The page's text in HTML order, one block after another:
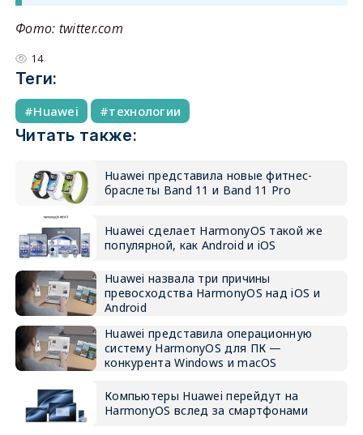
Фото: twitter.com
14
Теги:
Huawei технологии
Читать также:
Huawei представила новые фитнес-
браслеты Band 11 и Band 11 Pro
Huawei сделает HarmonyOS такой же
популярной, как Android и iOS
Huawei назвала три причины
превосходства HarmonyOS над iOS и
Android
Huawei представила операционную
систему HarmonyOS для ПК —
конкурента Windows и macOS
Компьютеры Huawei перейдут на
HarmonyOS вслед за смартфонами